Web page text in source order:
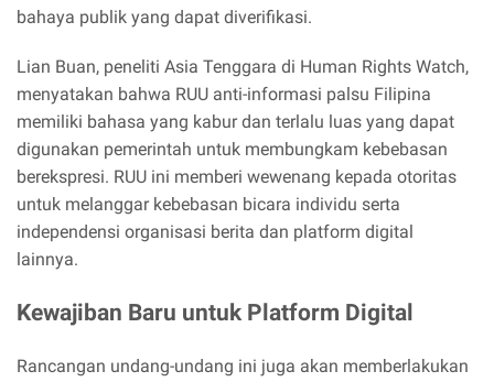
bahaya publik yang dapat diverifikasi.
Lian Buan, peneliti Asia Tenggara di Human Rights Watch,
menyatakan bahwa RUU anti-informasi palsu Filipina
memiliki bahasa yang kabur dan terlalu luas yang dapat
digunakan pemerintah untuk membungkam kebebasan
berekspresi. RUU ini memberi wewenang kepada otoritas
untuk melanggar kebebasan bicara individu serta
independensi organisasi berita dan platform digital
lainnya.
Kewajiban Baru untuk Platform Digital
Rancangan undang-undang ini juga akan memberlakukan